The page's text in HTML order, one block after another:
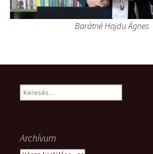
Barátné Hajdu Ágnes
Keresés:
Archívum